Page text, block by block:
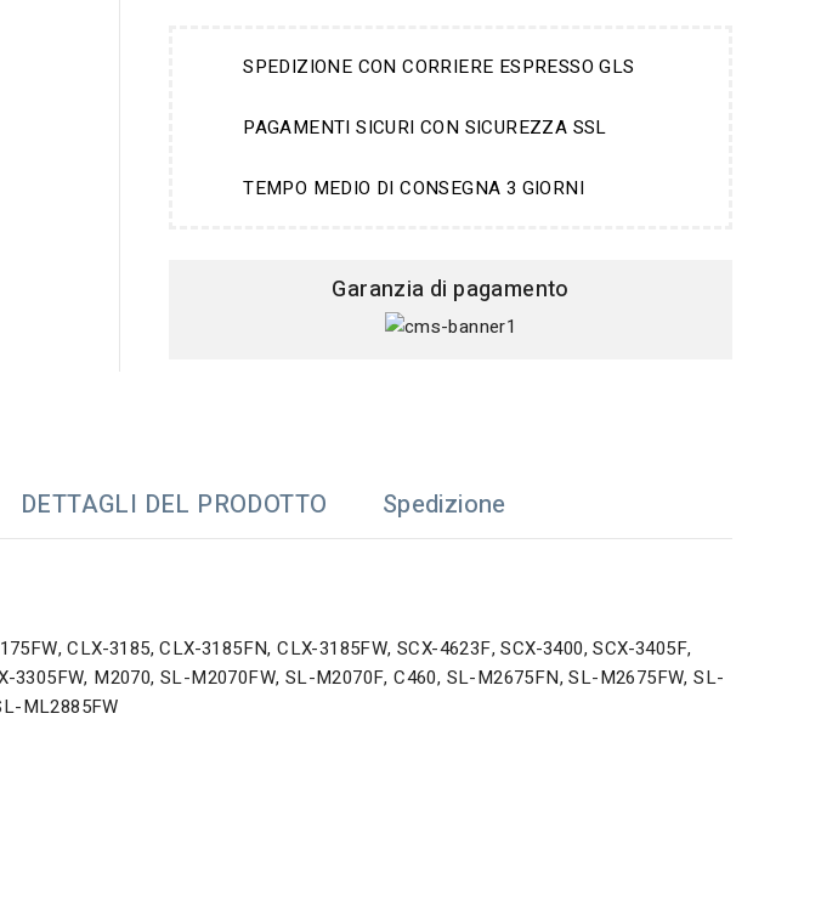
SPEDIZIONE CON CORRIERE ESPRESSO GLS
PAGAMENTI SICURI CON SICUREZZA SSL
TEMPO MEDIO DI CONSEGNA 3 GIORNI
Garanzia di pagamento
DETTAGLI DEL PRODOTTO Spedizione
CLX-3185, CLX-3185FN, CLX-3185FW, SCX-4623F, SCX-3400, SCX-3405F,
3305FW, M2070, SL-M2070FW, SL-M2070F, C460, SL-M2675FN, SL-M2675FW, SL-
ML2885FW